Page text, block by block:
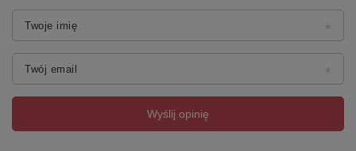
Twoje imię
Twój email
Wyślij opinię